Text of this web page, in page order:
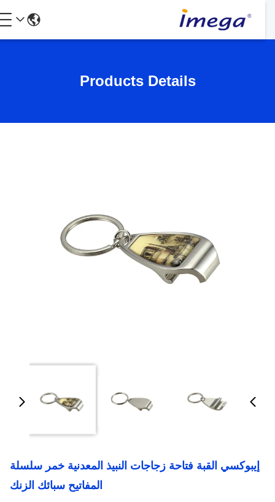
Products Details
إيبوكسي القبة فتاحة زجاجات النبيذ المعدنية خمر سلسلة
المفاتيح سبائك الزنك